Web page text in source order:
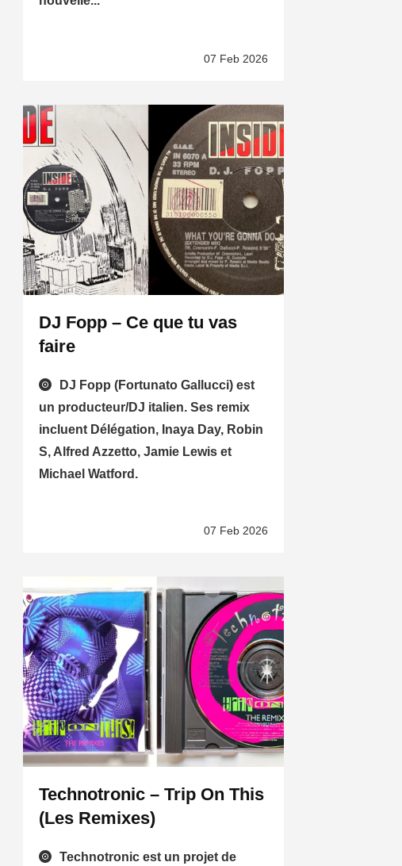
07 Feb 2026
DJ Fopp – Ce que tu vas
faire
DJ Fopp (Fortunato Gallucci) est
un producteur/DJ italien. Ses remix
incluent Délégation, Inaya Day, Robin
S, Alfred Azzetto, Jamie Lewis et
Michael Watford.
07 Feb 2026
Technotronic – Trip On This
(Les Remixes)
Technotronic est un projet de